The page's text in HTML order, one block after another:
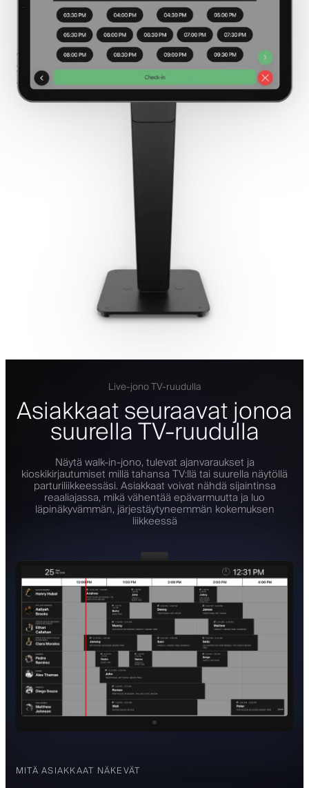
Live-jono TV-ruudulla
Asiakkaat seuraavat jonoa
suurella TV-ruudulla
Näytä walk-in-jono, tulevat ajanvaraukset ja
kioskikirjautumiset millä tahansa TV:llä tai suurella näytöllä
parturiliikkeessäsi. Asiakkaat voivat nähdä sijaintinsa
reaaliajassa, mikä vähentää epävarmuutta ja luo
läpinäkyvämmän, järjestäytyneemmän kokemuksen
liikkeessä
MITÄ ASIAKKAAT NÄKEVÄT